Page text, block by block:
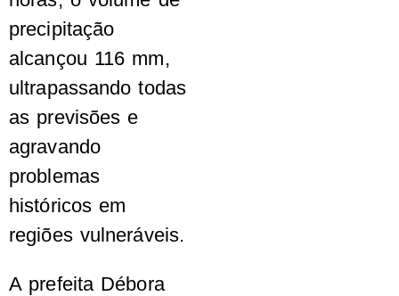
precipitação
alcançou 116 mm,
ultrapassando todas
as previsões e
agravando
problemas
históricos em
regiões vulneráveis.
A prefeita Débora